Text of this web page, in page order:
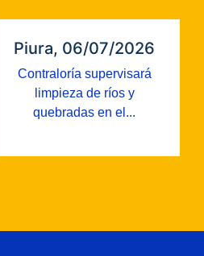
Piura, 06/07/2026
Contraloría supervisará
limpieza de ríos y
quebradas en el...